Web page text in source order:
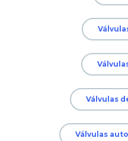
Válvulas
Válvulas